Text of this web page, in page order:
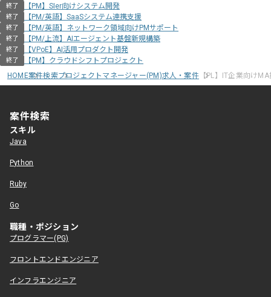
終了 【PM】SIer向けシステム開発
終了 【PM/英語】SaaSシステム連携支援
終了 【PM/英語】ネットワーク領域向けPMサポート
終了 【PM/上流】AIエージェント基盤新規構築
終了 【VPoE】AI活用プロダクト開発
終了
【PM】クラウドシフトプロジェクト
HOME案件検索プロジェクトマネージャー(PM)求人・案件【PL】IT企業向け
案件検索
スキル
Java
Python
Ruby
Go
職種・ポジション
プログラマー(PG)
フロントエンドエンジニア
インフラエンジニア